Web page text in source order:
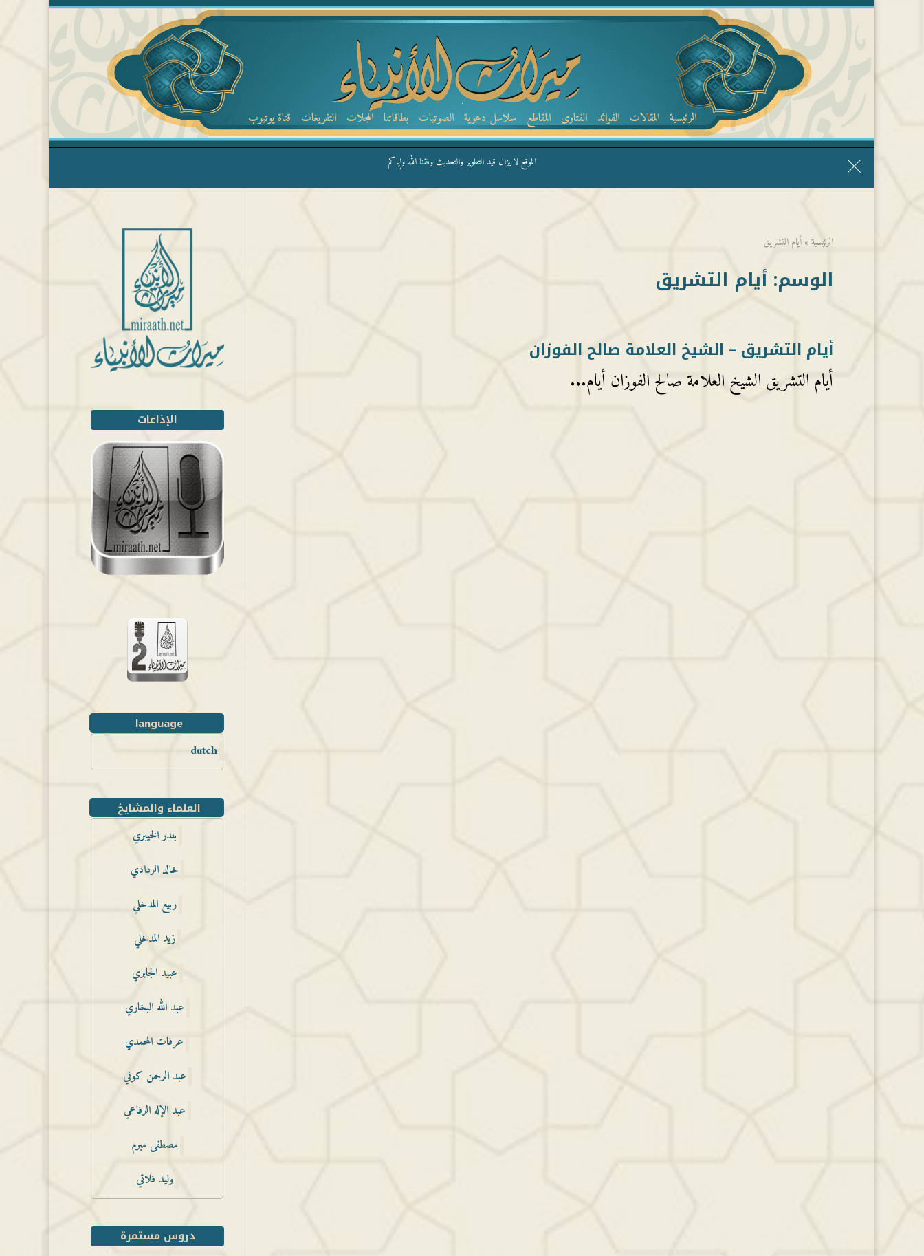
الرئيسية المقالات الفوائد الفتاوى المقاطع سلاسل دعوية الصوتيات بطاقاتنا المجلات التفريغات قناة يوتيوب
الموقع لا يزال قيد التطوير والتحديث وفقنا الله وإياكم
الرئيسية » أيام التشريق
الوسم: أيام التشريق
أيام التشريق – الشيخ العلامة صالح الفوزان
أيام التشريق الشيخ العلامة صالح الفوزان أيام...
الإذاعات
language
dutch
العلماء والمشايخ
بندر الخيبري
خالد الردادي
ربيع المدخلي
زيد المدخلي
عبيد الجابري
عبد الله البخاري
عرفات المحمدي
عبد الرحمن كوني
عبد الإله الرفاعي
مصطفى مبرم
وليد فلاتي
دروس مستمرة